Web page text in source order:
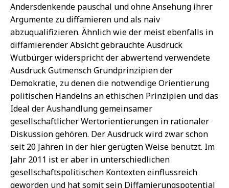
Andersdenkende pauschal und ohne Ansehung ihrer
Argumente zu diffamieren und als naiv
abzuqualifizieren. Ähnlich wie der meist ebenfalls in
diffamierender Absicht gebrauchte Ausdruck
Wutbürger widerspricht der abwertend verwendete
Ausdruck Gutmensch Grundprinzipien der
Demokratie, zu denen die notwendige Orientierung
politischen Handelns an ethischen Prinzipien und das
Ideal der Aushandlung gemeinsamer
gesellschaftlicher Wertorientierungen in rationaler
Diskussion gehören. Der Ausdruck wird zwar schon
seit 20 Jahren in der hier gerügten Weise benutzt. Im
Jahr 2011 ist er aber in unterschiedlichen
gesellschaftspolitischen Kontexten einflussreich
geworden und hat somit sein Diffamierungspotential